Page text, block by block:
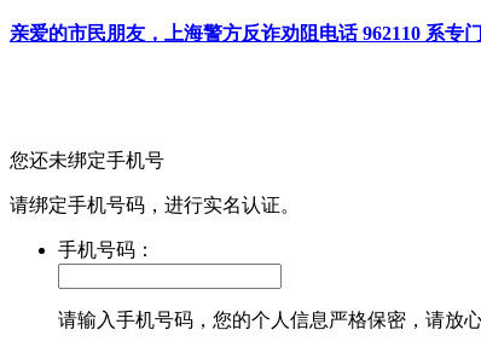
亲爱的市民朋友，上海警方反诈劝阻电话 962110 系专
您还未绑定手机号
请绑定手机号码，进行实名认证。
手机号码：
请输入手机号码，您的个人信息严格保密，请放